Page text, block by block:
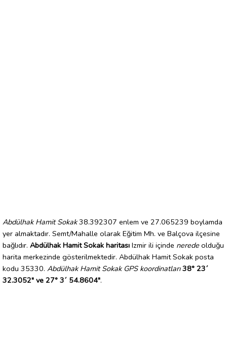
Abdülhak Hamit Sokak38.392307 enlem ve 27.065239 boylamda
yer almaktadır. Semt/Mahalle olarak Eğitim Mh. ve Balçova ilçesine
bağlıdır. Abdülhak Hamit Sokak haritası Izmir ili içinde nerede olduğu
harita merkezinde gösterilmektedir. Abdülhak Hamit Sokak posta
kodu 35330. Abdülhak Hamit Sokak GPS koordinatları 38° 23´
32.3052" ve 27° 3´ 54.8604".